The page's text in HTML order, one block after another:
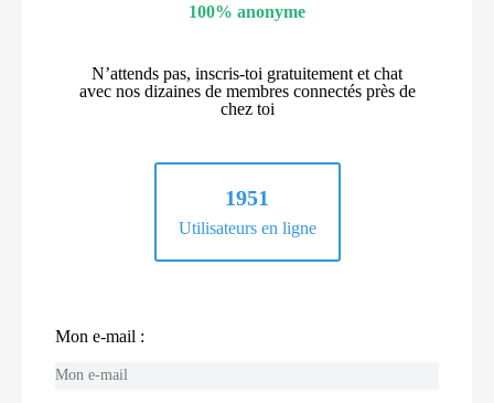
100% anonyme
N’attends pas, inscris-toi gratuitement et chat
avec nos dizaines de membres connectés près de
chez toi
1951
Utilisateurs en ligne
Mon e-mail :